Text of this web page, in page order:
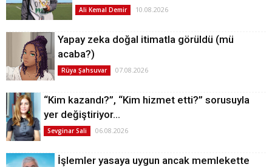
Ali Kemal Demir 10.08.2026
Yapay zeka doğal itimatla görüldü (mü
acaba?)
Rüya Şahsuvar 07.08.2026
“Kim kazandı?”, “Kim hizmet etti?” sorusuyla
yer değiştiriyor…
Sevginar Sali 06.08.2026
İşlemler yasaya uygun ancak memlekette